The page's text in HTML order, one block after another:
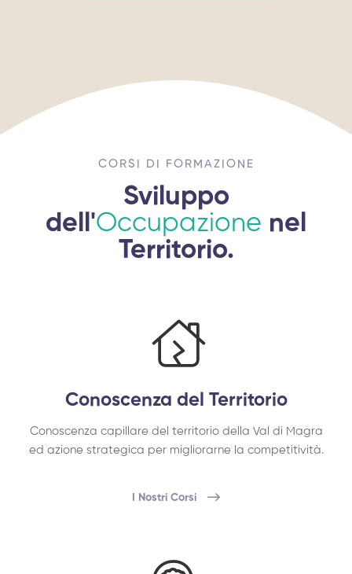
CORSI DI FORMAZIONE
Sviluppo
dell'Occupazione nel
Territorio.
Conoscenza del Territorio
Conoscenza capillare del territorio della Val di Magra
ed azione strategica per migliorarne la competitività.
I Nostri Corsi